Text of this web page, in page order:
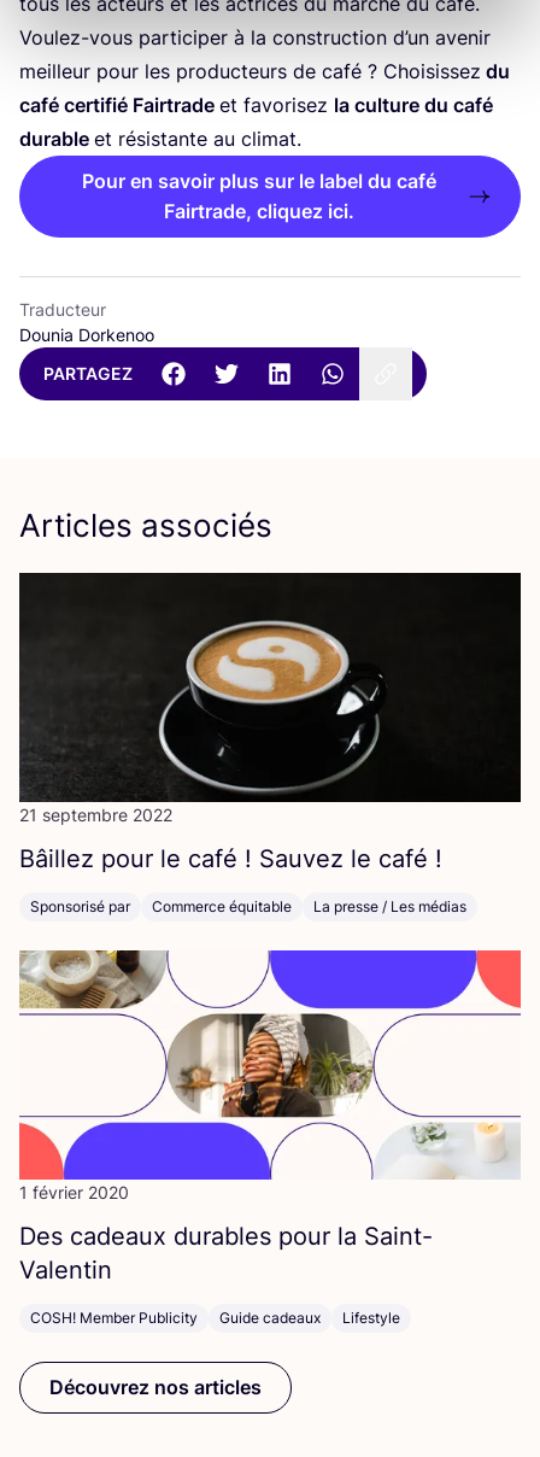
Vou­lez-vous par­ti­ci­per à la construc­tion d’un ave­nir
meilleur pour les pro­duc­teurs de café ? Choi­sis­sez du
café cer­ti­fié Fair­trade et favo­ri­sez la culture du café
durable et résis­tante au climat.
Pour en savoir plus sur le label du café
Fairtrade, cliquez ici.
Traducteur
Dounia Dorkenoo
PARTAGEZ
Articles associés
21 septembre 2022
Bâillez pour le café ! Sau­vez le café !
Sponsorisé par Commerce équitable La presse / Les médias
1 février 2020
Des cadeaux durables pour la Saint-
Valentin
COSH! Member Publicity Guide cadeaux Lifestyle
Découvrez nos articles